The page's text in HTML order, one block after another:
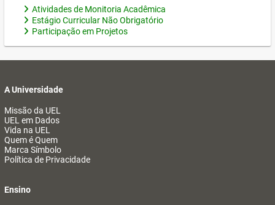
Atividades de Monitoria Acadêmica
Estágio Curricular Não Obrigatório
Participação em Projetos
A Universidade
Missão da UEL
UEL em Dados
Vida na UEL
Quem é Quem
Marca Símbolo
Política de Privacidade
Ensino